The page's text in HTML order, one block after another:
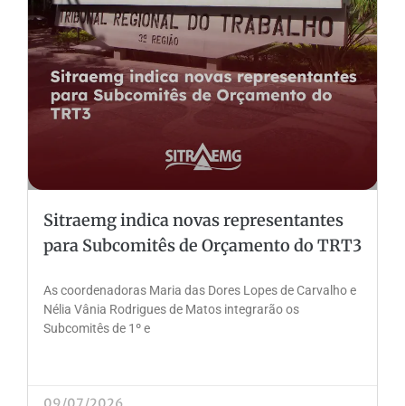
Sitraemg indica novas representantes
para Subcomitês de Orçamento do TRT3
As coordenadoras Maria das Dores Lopes de Carvalho e
Nélia Vânia Rodrigues de Matos integrarão os
Subcomitês de 1º e